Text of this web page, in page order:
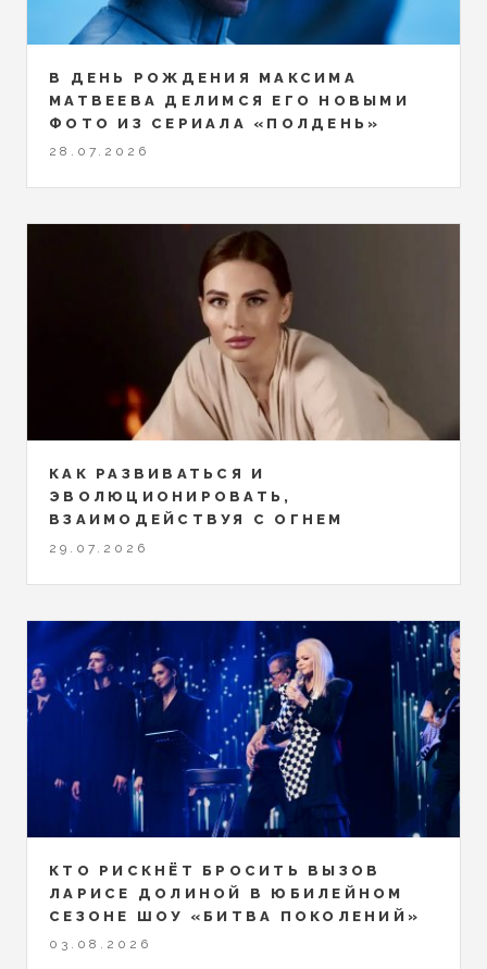
В ДЕНЬ РОЖДЕНИЯ МАКСИМА
МАТВЕЕВА ДЕЛИМСЯ ЕГО НОВЫМИ
ФОТО ИЗ СЕРИАЛА «ПОЛДЕНЬ»
28.07.2026
КАК РАЗВИВАТЬСЯ И
ЭВОЛЮЦИОНИРОВАТЬ,
ВЗАИМОДЕЙСТВУЯ С ОГНЕМ
29.07.2026
КТО РИСКНЁТ БРОСИТЬ ВЫЗОВ
ЛАРИСЕ ДОЛИНОЙ В ЮБИЛЕЙНОМ
СЕЗОНЕ ШОУ «БИТВА ПОКОЛЕНИЙ»
03.08.2026